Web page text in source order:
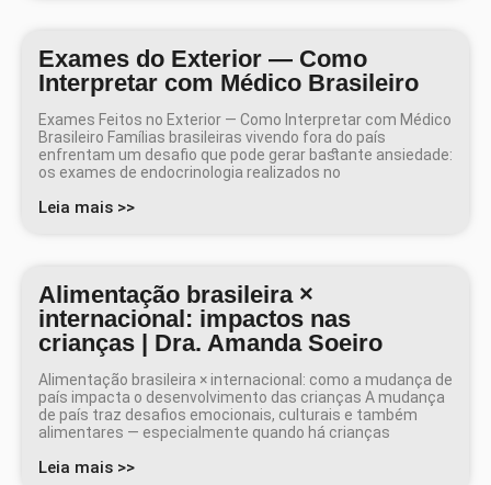
Exames do Exterior — Como
Interpretar com Médico Brasileiro
Exames Feitos no Exterior — Como Interpretar com Médico
Brasileiro Famílias brasileiras vivendo fora do país
enfrentam um desafio que pode gerar bastante ansiedade:
os exames de endocrinologia realizados no
Leia mais >>
Alimentação brasileira ×
internacional: impactos nas
crianças | Dra. Amanda Soeiro
Alimentação brasileira × internacional: como a mudança de
país impacta o desenvolvimento das crianças A mudança
de país traz desafios emocionais, culturais e também
alimentares — especialmente quando há crianças
Leia mais >>